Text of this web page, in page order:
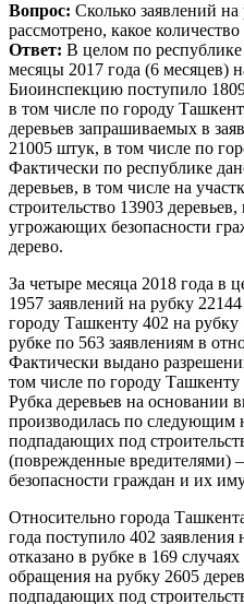
Вопрос: Сколько заявлений
рассмотрено, какое
Ответ: В целом по
месяцы 2017 года (6 месяцев)
Биоинспекцию поступило
в том числе по городу
деревьев запрашиваемых в
21005 штук, в том числе по
Фактически по республике
деревьев, в том числе на
строительство 13903
угрожающих безопасности
дерево.
За четыре месяца 2018 года в
1957 заявлений на рубку
городу Ташкенту 402 на рубку
рубке по 563 заявлениям в
Фактически выдано
том числе по городу Ташкенту
Рубка деревьев на основании
производилась по следующим
подпадающих под
(поврежденные вредителями)
безопасности граждан и их
Относительно города
года поступило 402 заявления
отказано в рубке в 169
обращения на рубку 2605
подпадающих под